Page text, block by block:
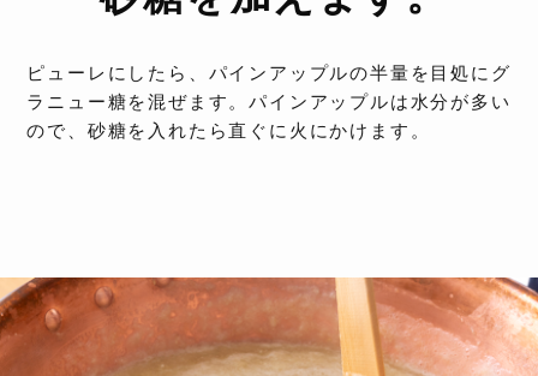
ピューレにしたら、パインアップルの半量を目処にグ
ラニュー糖を混ぜます。パインアップルは水分が多い
ので、砂糖を入れたら直ぐに火にかけます。